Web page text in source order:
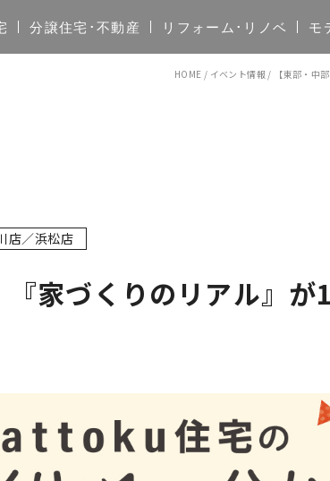
分譲住宅･不動産 リフォーム･リノベ モ
HOME / イベント情報 / 【東部・中
店／浜松店
『家づくりのリアル』